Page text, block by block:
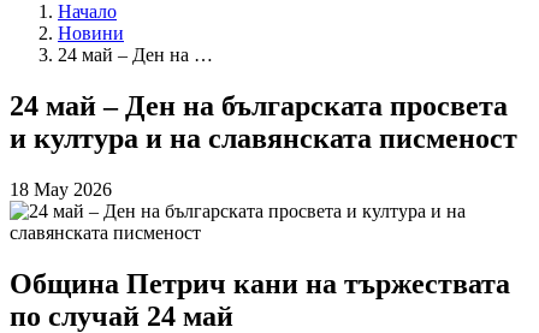
Начало
Новини
24 май – Ден на …
24 май – Ден на българската просвета
и култура и на славянската писменост
18 May 2026
Община Петрич кани на тържествата
по случай 24 май